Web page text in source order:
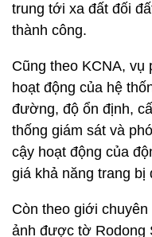
trung tới xa đất đối
thành công.
Cũng theo KCNA, vụ
hoạt động của hệ
đường, độ ổn định,
thống giám sát và
cậy hoạt động của
giá khả năng trang bị
Còn theo giới
ảnh được tờ Rodong